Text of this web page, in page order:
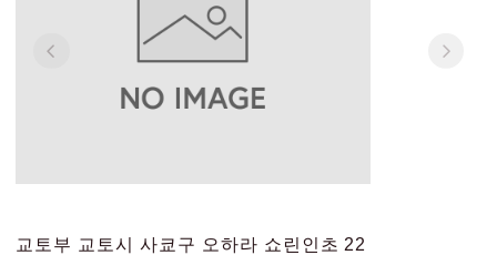
교토부 교토시 사쿄구 오하라 쇼린인초 22